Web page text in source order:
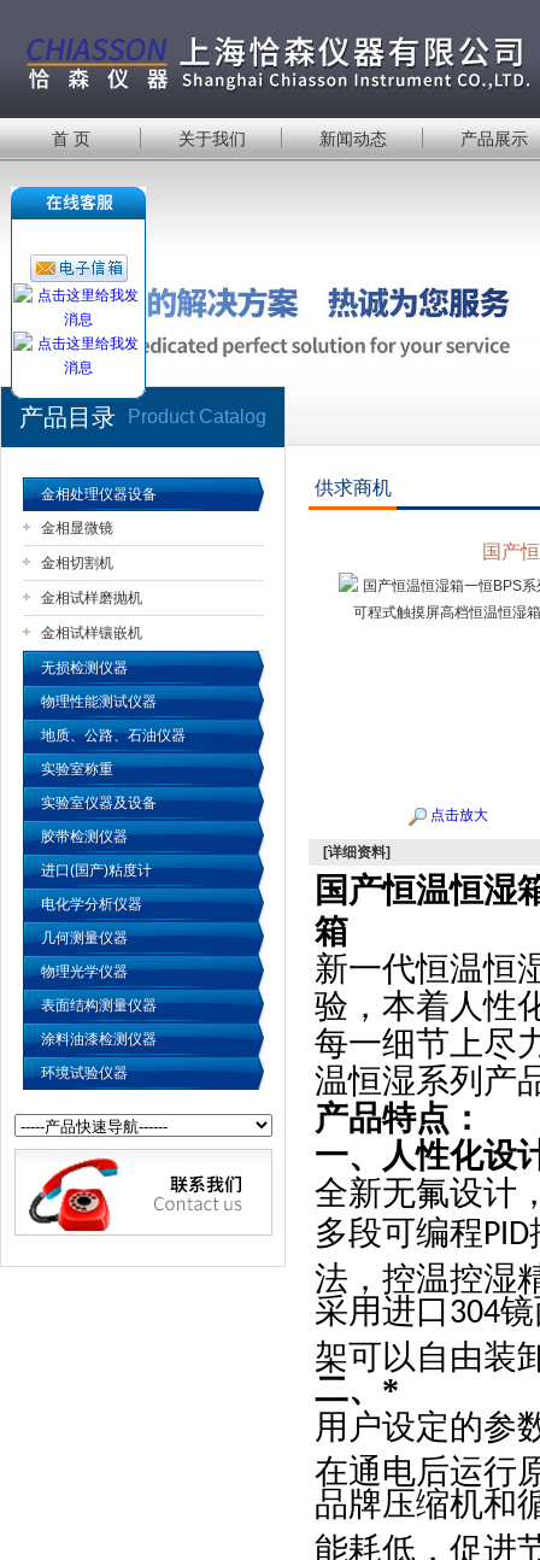
公司名称
首 页 关于我们 新闻动态 产品展示
产品目录 Product Catalog
金相处理仪器设备
金相显微镜
金相切割机
金相试样磨抛机
金相试样镶嵌机
无损检测仪器
物理性能测试仪器
地质、公路、石油仪器
实验室称重
实验室仪器及设备
胶带检测仪器
进口(国产)粘度计
电化学分析仪器
几何测量仪器
物理光学仪器
表面结构测量仪器
涂料油漆检测仪器
环境试验仪器
供求商机
国产
点击放大
[详细资料]
国产恒温恒湿
箱
新一代恒温恒
验，本着人性
每一细节上尽
温恒湿系列产
产品特点：
一、人性化设
全新无氟设计
多段可编程PID
法，控温控湿
采用进口304
架可以自由装
二、*
用户设定的参
在通电后运行
品牌压缩机和
能耗低，促进